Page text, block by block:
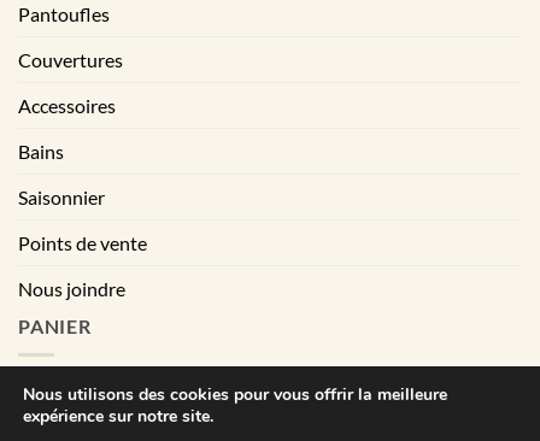
Pantoufles
Couvertures
Accessoires
Bains
Saisonnier
Points de vente
Nous joindre
PANIER
Conditions générales de vente
Nous utilisons des cookies pour vous offrir la meilleure
expérience sur notre site.